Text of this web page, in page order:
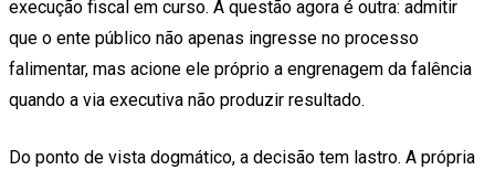
execução fiscal em curso. A questão agora é outra: admitir
que o ente público não apenas ingresse no processo
falimentar, mas acione ele próprio a engrenagem da falência
quando a via executiva não produzir resultado.
Do ponto de vista dogmático, a decisão tem lastro. A própria